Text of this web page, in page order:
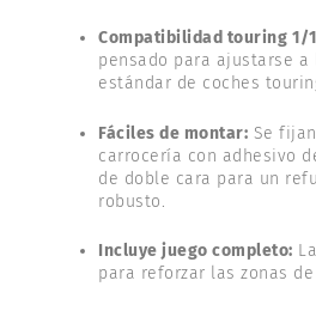
Compatibilidad touring 1/
pensado para ajustarse a
estándar de coches
Fáciles de montar: Se
carrocería con adhesivo
de doble cara para un
robusto.
Incluye juego completo:
para reforzar las zonas